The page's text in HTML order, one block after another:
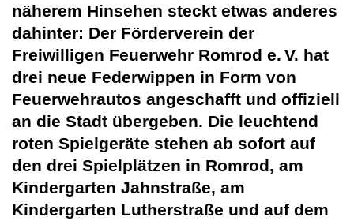
näherem Hinsehen steckt etwas anderes
dahinter: Der Förderverein der
Freiwilligen Feuerwehr Romrod e. V. hat
drei neue Federwippen in Form von
Feuerwehrautos angeschafft und offiziell
an die Stadt übergeben. Die leuchtend
roten Spielgeräte stehen ab sofort auf
den drei Spielplätzen in Romrod, am
Kindergarten Jahnstraße, am
Kindergarten Lutherstraße und auf dem